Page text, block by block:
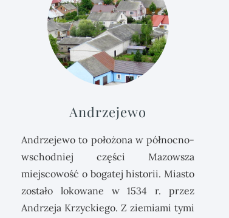
Andrzejewo
Andrzejewo to położona w północno-
wschodniej części Mazowsza
miejscowość o bogatej historii. Miasto
zostało lokowane w 1534 r. przez
Andrzeja Krzyckiego. Z ziemiami tymi